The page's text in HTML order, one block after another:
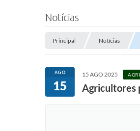
Notícias
Principal Notícias
AGO
15
15 AGO 2025
Agricultores